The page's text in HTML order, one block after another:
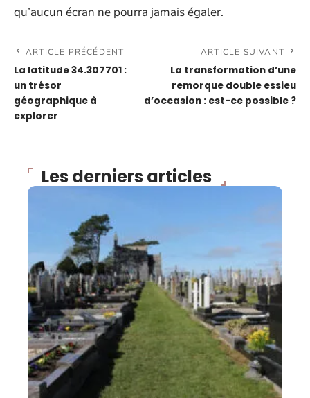
qu’aucun écran ne pourra jamais égaler.
ARTICLE PRÉCÉDENT
La latitude 34.307701 :
un trésor
géographique à
explorer
ARTICLE SUIVANT
La transformation d’une
remorque double essieu
d’occasion : est-ce possible ?
Les derniers articles